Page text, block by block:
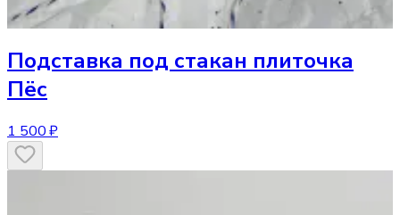
Подставка под стакан плиточка
Пёс
1 500 ₽